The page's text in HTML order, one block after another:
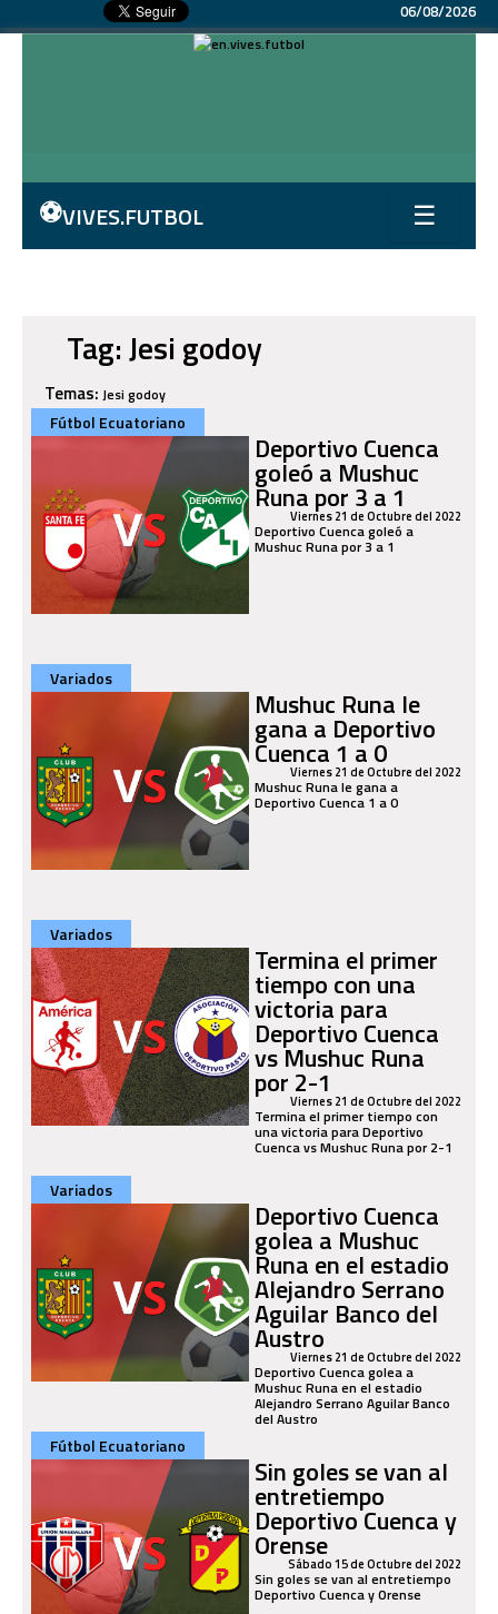
06/08/2026
⚽VIVES.FUTBOL ☰
Tag: Jesi godoy
Temas: Jesi godoy
Fútbol Ecuatoriano
Deportivo Cuenca
goleó a Mushuc
Runa por 3 a 1
Viernes 21 de Octubre del 2022
Deportivo Cuenca goleó a
Mushuc Runa por 3 a 1
Variados
Mushuc Runa le
gana a Deportivo
Cuenca 1 a 0
Viernes 21 de Octubre del 2022
Mushuc Runa le gana a
Deportivo Cuenca 1 a 0
Variados
Termina el primer
tiempo con una
victoria para
Deportivo Cuenca
vs Mushuc Runa
por 2-1Viernes 21 de Octubre del 2022
Termina el primer tiempo con
una victoria para Deportivo
Cuenca vs Mushuc Runa por 2-1
Variados
Deportivo Cuenca
golea a Mushuc
Runa en el estadio
Alejandro Serrano
Aguilar Banco del
AustroViernes 21 de Octubre del 2022
Deportivo Cuenca golea a
Mushuc Runa en el estadio
Alejandro Serrano Aguilar Banco
del Austro
Fútbol Ecuatoriano
Sin goles se van al
entretiempo
Deportivo Cuenca y
Orense
Sábado 15 de Octubre del 2022
Sin goles se van al entretiempo
Deportivo Cuenca y Orense